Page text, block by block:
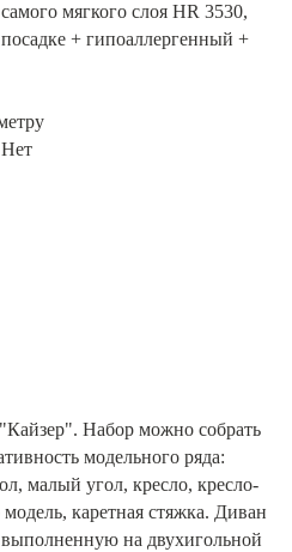
мягкого слоя HR 3530,
+ гипоаллергенный +
Нет
Набор можно собрать
модельного ряда:
малый угол, кресло, кресло-
каретная стяжка. Диван
на двухигольной